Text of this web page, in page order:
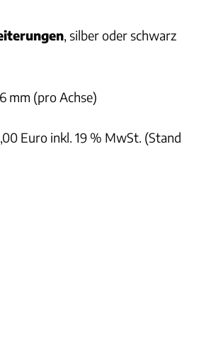
, silber oder schwarz
mm (pro Achse)
Euro inkl. 19 % MwSt. (Stand